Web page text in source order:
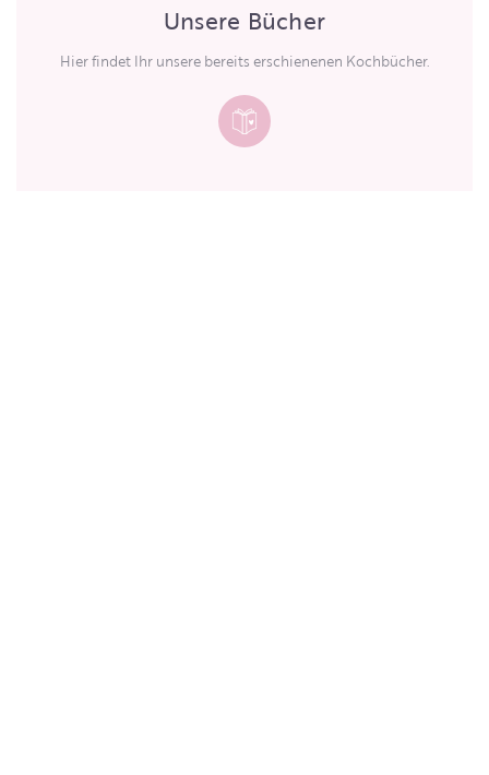
Unsere Bücher
Hier findet Ihr unsere bereits erschienenen Kochbücher.